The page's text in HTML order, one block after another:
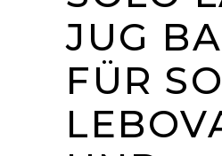
JUG
FÜR